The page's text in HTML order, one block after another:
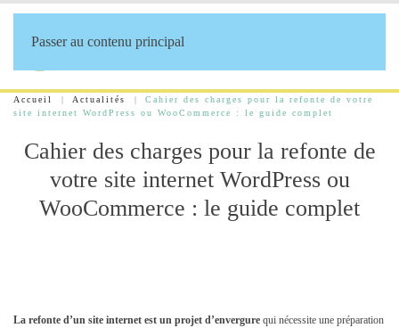
Passer au contenu principal
Accueil Actualités
Cahier des charges pour la refonte de votre
site internet WordPress ou WooCommerce : le guide complet
Cahier des charges pour la refonte de
votre site internet WordPress ou
WooCommerce : le guide complet
La refonte d’un site internet est un projet d’envergure qui nécessite une préparation